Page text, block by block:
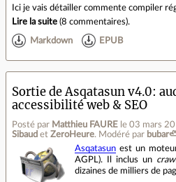
Ici je vais détailler commente compiler
Lire la suite (8 commentaires).
Markdown EPUB
Sortie de Asqatasun v4.0:
accessibilité web & SEO
Posté par Matthieu FAURE le 03 mars
Sibaud et ZeroHeure. Modéré par
Asqatasun est un
AGPL). Il inclus un
dizaines de milliers de